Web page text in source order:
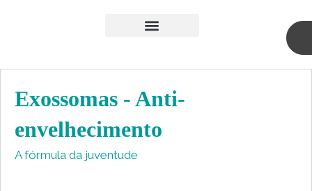
Exossomas - Anti-
envelhecimento
A fórmula da juventude